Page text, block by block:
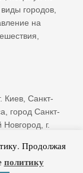
виды городов
на
Киев, Санкт-
, город Санкт-
Новгород, г.
Продолжая
политику